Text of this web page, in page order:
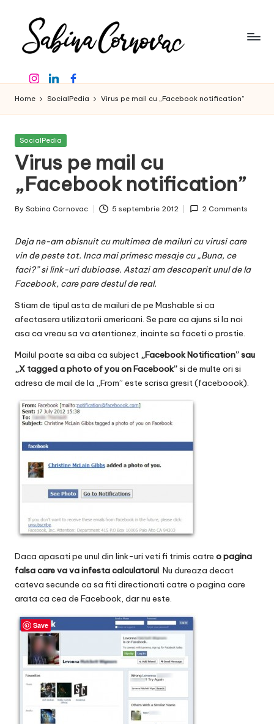
content
a
b
in
a
C
o
r
n
o
v
a
c
O
nl
in
e
creator
de
16
-
InstagramLinkedinFacebook
Home SocialPedia Virus pe mail cu „Facebook notification”
Posted
SocialPedia
Virus pe mail cu
„Facebook notification”
Posted
By Sabina Cornovac 5 septembrie 2012 2 Comments
Deja ne-am obisnuit cu multimea de mailuri cu virusi care
vin de peste tot. Inca mai primesc mesaje cu „Buna, ce
faci?” si link-uri dubioase. Astazi am descoperit unul de la
Facebook, care pare destul de real.
Stiam de tipul asta de mailuri de pe Mashable si ca
afectasera utilizatorii americani. Se pare ca ajuns si la noi
asa ca vreau sa va atentionez, inainte sa faceti o prostie.
Mailul poate sa aiba ca subject „Facebook Notification” sau
„X tagged a photo of you on Facebook”si de multe ori si
adresa de mail de la „From” este scrisa gresit (faceboook).
Daca apasati pe unul din link-uri veti fi trimis catre o pagina
falsa care va va infesta calculatorul. Nu dureaza decat
cateva secunde ca sa fiti directionati catre o pagina care
arata ca cea de Facebook, dar nu este.
Save